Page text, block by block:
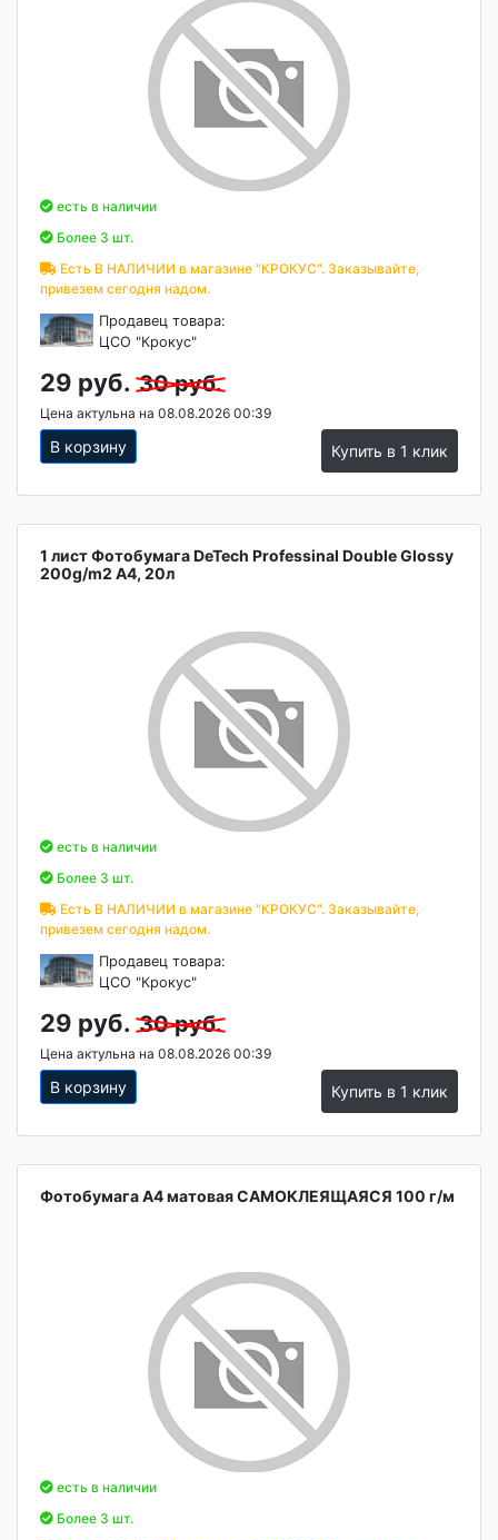
есть в наличии
Более 3 шт.
Есть В НАЛИЧИИ в магазине "КРОКУС". Заказывайте,
привезем сегодня надом.
Продавец товара:
ЦСО "Крокус"
29 руб. 30 руб.
Цена актульна на 08.08.2026 00:39
В корзину Купить в 1 клик
1 лист Фотобумага DeTech Professinal Double Glossy
200g/m2 A4, 20л
есть в наличии
Более 3 шт.
Есть В НАЛИЧИИ в магазине "КРОКУС". Заказывайте,
привезем сегодня надом.
Продавец товара:
ЦСО "Крокус"
29 руб. 30 руб.
Цена актульна на 08.08.2026 00:39
В корзину Купить в 1 клик
Фотобумага А4 матовая САМОКЛЕЯЩАЯСЯ 100 г/м
есть в наличии
Более 3 шт.